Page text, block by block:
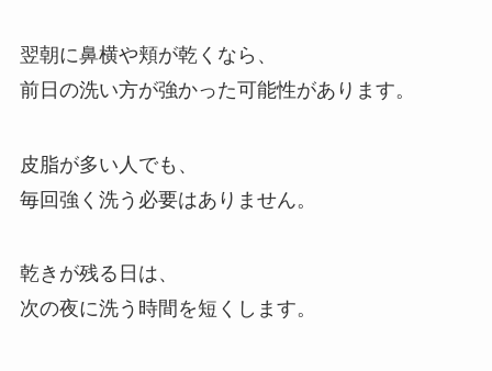
翌朝に鼻横や頬が乾くなら、
前日の洗い方が強かった可能性があります。
皮脂が多い人でも、
毎回強く洗う必要はありません。
乾きが残る日は、
次の夜に洗う時間を短くします。